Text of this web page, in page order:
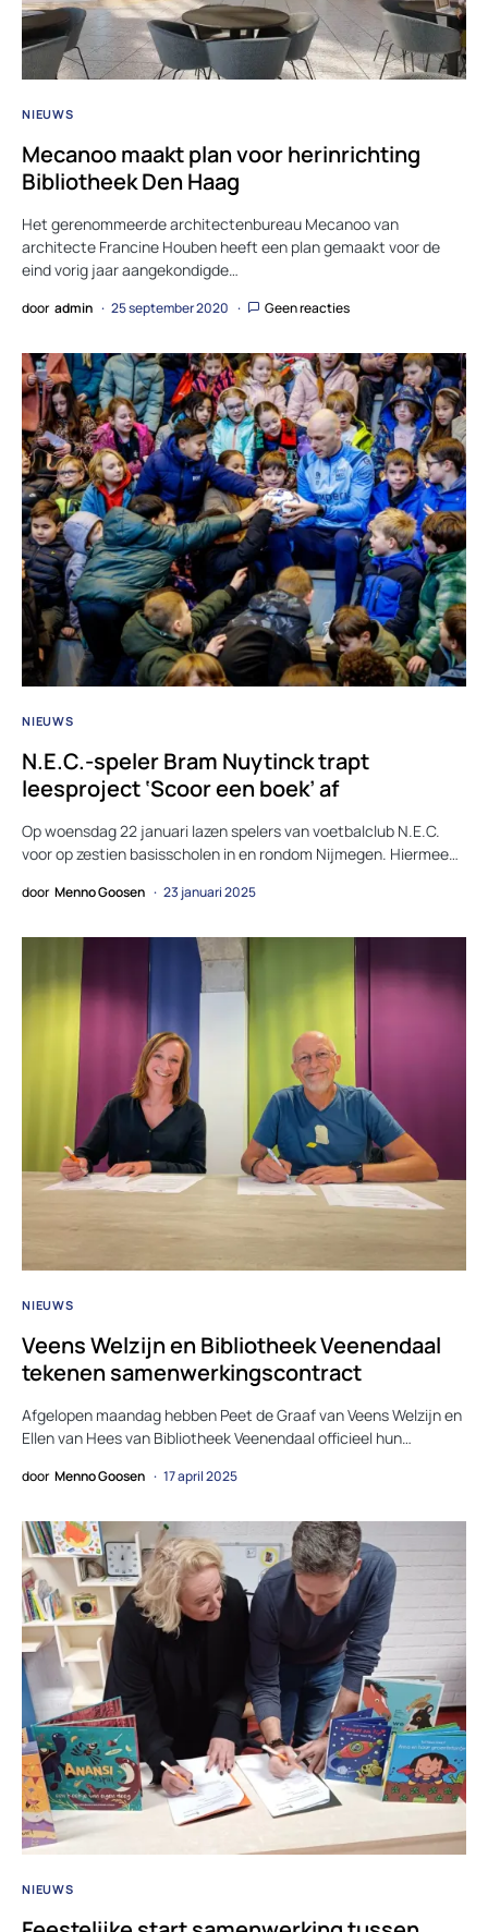
NIEUWS
Mecanoo maakt plan voor herinrichting
Bibliotheek Den Haag
Het gerenommeerde architectenbureau Mecanoo van
architecte Francine Houben heeft een plan gemaakt voor de
eind vorig jaar aangekondigde…
door admin 25 september 2020 Geen reacties
NIEUWS
N.E.C.-speler Bram Nuytinck trapt
leesproject ‘Scoor een boek’ af
Op woensdag 22 januari lazen spelers van voetbalclub N.E.C.
voor op zestien basisscholen in en rondom Nijmegen. Hiermee…
door Menno Goosen 23 januari 2025
NIEUWS
Veens Welzijn en Bibliotheek Veenendaal
tekenen samenwerkingscontract
Afgelopen maandag hebben Peet de Graaf van Veens Welzijn en
Ellen van Hees van Bibliotheek Veenendaal officieel hun…
door Menno Goosen 17 april 2025
NIEUWS